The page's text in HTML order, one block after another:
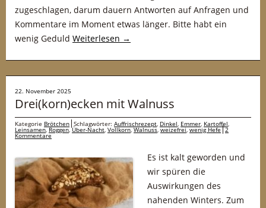
zugeschlagen, darum dauern Antworten auf Anfragen und
Kommentare im Moment etwas länger. Bitte habt ein
wenig Geduld Weiterlesen →
22. November 2025
Drei(korn)ecken mit Walnuss
Kategorie Brötchen Schlagwörter: Auffrischrezept, Dinkel, Emmer, Kartoffel,
Leinsamen,Roggen,Über-Nacht, Vollkorn,Walnuss,weizefrei,wenig Hefe 2
Kommentare
Es ist kalt geworden und
wir spüren die
Auswirkungen des
nahenden Winters. Zum